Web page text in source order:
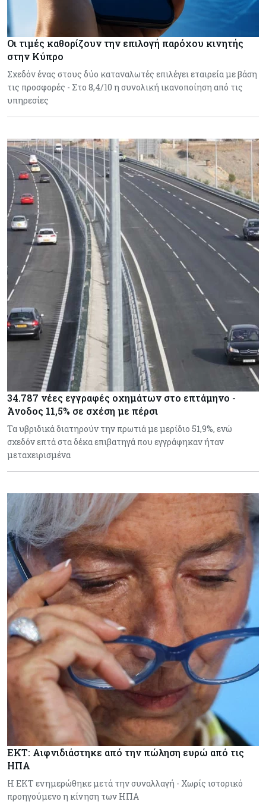
Οι τιμές καθορίζουν την επιλογή παρόχου κινητής
στην Κύπρο
Σχεδόν ένας στους δύο καταναλωτές επιλέγει εταιρεία με βάση
τις προσφορές - Στο 8,4/10 η συνολική ικανοποίηση από τις
υπηρεσίες
34.787 νέες εγγραφές οχημάτων στο επτάμηνο -
Άνοδος 11,5% σε σχέση με πέρσι
Τα υβριδικά διατηρούν την πρωτιά με μερίδιο 51,9%, ενώ
σχεδόν επτά στα δέκα επιβατηγά που εγγράφηκαν ήταν
μεταχειρισμένα
ΕΚΤ: Αιφνιδιάστηκε από την πώληση ευρώ από τις
ΗΠΑ
Η ΕΚΤ ενημερώθηκε μετά την συναλλαγή - Χωρίς ιστορικό
προηγούμενο η κίνηση των ΗΠΑ